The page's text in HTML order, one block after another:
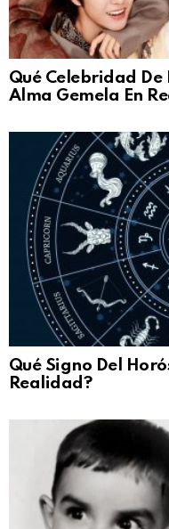
Qué Celebridad De
Alma Gemela En
Qué Signo Del
Realidad?